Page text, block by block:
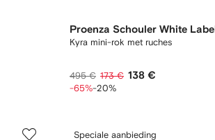
Proenza Schouler White Label
Kyra mini-rok met ruches
495 € 173 € 138 €
-65%-20%
Speciale aanbieding